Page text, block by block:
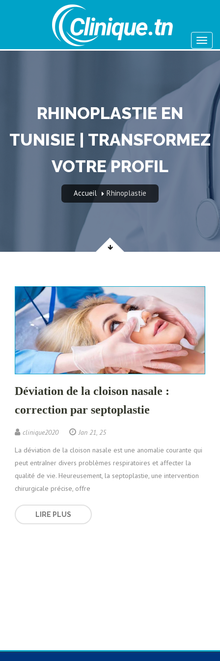
RHINOPLASTIE EN
TUNISIE | TRANSFORMEZ
VOTRE PROFIL
Accueil Rhinoplastie
Déviation de la cloison nasale :
correction par septoplastie
clinique2020
Jan 21, 25
La déviation de la cloison nasale est une anomalie courante qui
peut entraîner divers problèmes respiratoires et affecter la
qualité de vie. Heureusement, la septoplastie, une intervention
chirurgicale précise, offre
LIRE PLUS